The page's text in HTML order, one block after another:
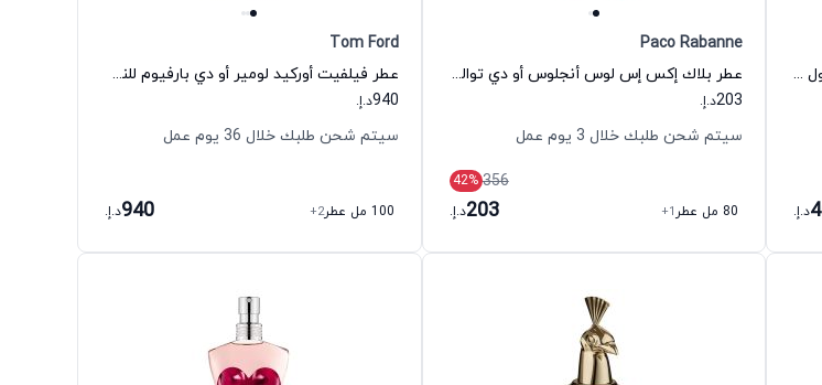
عطر كلاسيك أو دي بارفيوم للنساء جان بول غوتييه
د.إ.
Paco Rabanne
عطر بلاك إكس إس لوس أنجلوس أو دي تواليت للنساء باكو رابان
203د.إ.
سيتم شحن طلبك خلال 3 يوم عمل
356
42%
80 مل عطر
+1
203د.إ.
Tom Ford
عطر فيلفيت أوركيد لومير أو دي بارفيوم للنساء توم فورد
940د.إ.
سيتم شحن طلبك خلال 36 يوم عمل
100 مل عطر +2
940د.إ.